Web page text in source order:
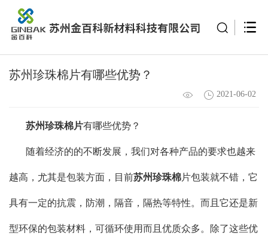
苏州珍珠棉片有哪些优势？
2021-06-02
苏州珍珠棉片有哪些优势？
随着经济的的不断发展，我们对各种产品的要求也越来
越高，尤其是包装方面，目前苏州珍珠棉片包装就不错，它
具有一定的抗震，防潮，隔音，隔热等特性。而且它还是新
型环保的包装材料，可循环使用而且优质众多。除了这些优